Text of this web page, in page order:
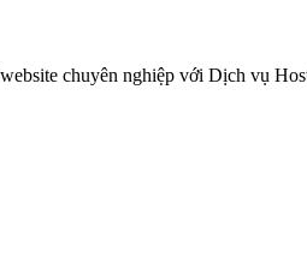
chuyên nghiệp với Dịch vụ